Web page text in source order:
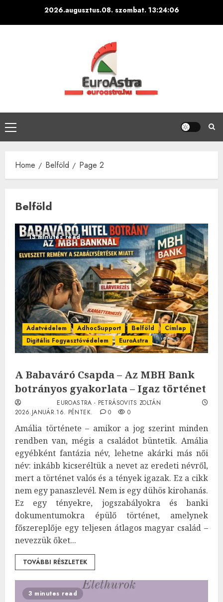
2026.augusztus.08. szombat. 13:24:08
Primary
Menu
Home Belföld Page 2
Belföld
13 minutes read
Adatvédelem AdhocSupport Belföld
Címlap
Digitális Fogyasztóvédelem
EuroAstra
A Babaváró Csapda – Az MBH Bank
botrányos gyakorlata – Igaz történet
EUROASTRA - PETRÁSOVITS ZOLTÁN
2026.JANUÁR.16. PÉNTEK.
0 0
Amália története – amikor a jog szerint minden
rendben van, mégis a családot büntetik. Amália
egyébként fantázia név, lehetne akárki más női
név: inkább kicseréltük a nevet az eredeti névről,
mert a történet valós és a tények igazak. Ez a cikk
nem egy panaszlevél. Nem is egy dühös kirohanás.
Ez egy tényekre, jogszabályokra és banki
dokumentumokra épülő történet, amelynek
főszereplője egy teljesen átlagos magyar család –
nevezzük őket...
TOVÁBBI RÉSZLETEK
3 minutes read